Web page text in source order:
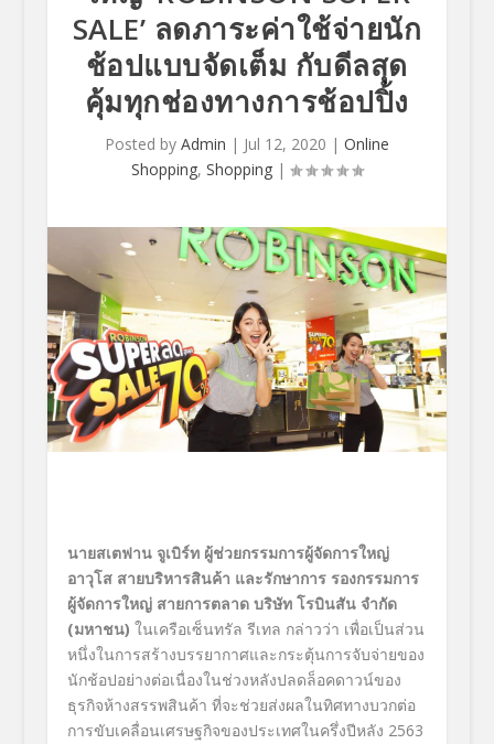
SALE’ ลดภาระค่าใช้จ่ายนัก
ช้อปแบบจัดเต็ม กับดีลสุด
คุ้มทุกช่องทางการช้อปปิ้ง
Posted by Admin | Jul 12, 2020 | Online
Shopping, Shopping|
นายสเตฟาน จูเบิร์ท ผู้ช่วยกรรมการผู้จัดการใหญ่
อาวุโส สายบริหารสินค้า และรักษาการ รองกรรมการ
ผู้จัดการใหญ่ สายการตลาด บริษัท โรบินสัน จำกัด
(มหาชน) ในเครือเซ็นทรัล รีเทล กล่าวว่า เพื่อเป็นส่วน
หนึ่งในการสร้างบรรยากาศและกระตุ้นการจับจ่ายของ
นักช้อปอย่างต่อเนื่องในช่วงหลังปลดล็อคดาวน์ของ
ธุรกิจห้างสรรพสินค้า ที่จะช่วยส่งผลในทิศทางบวกต่อ
การขับเคลื่อนเศรษฐกิจของประเทศในครึ่งปีหลัง 2563